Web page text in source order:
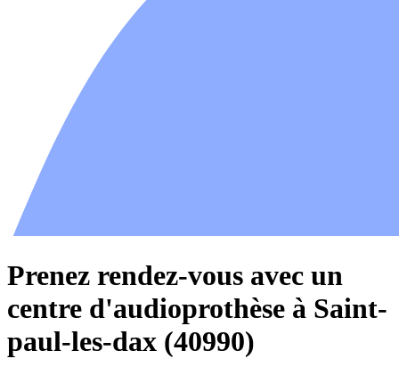
Prenez rendez-vous avec un
centre d'audioprothèse à Saint-
paul-les-dax (40990)